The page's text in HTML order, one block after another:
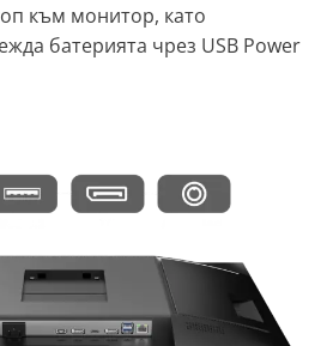
към монитор, като
батерията чрез USB Power